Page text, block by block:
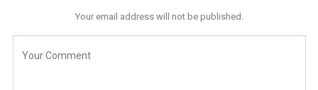
Your email address will not be published.